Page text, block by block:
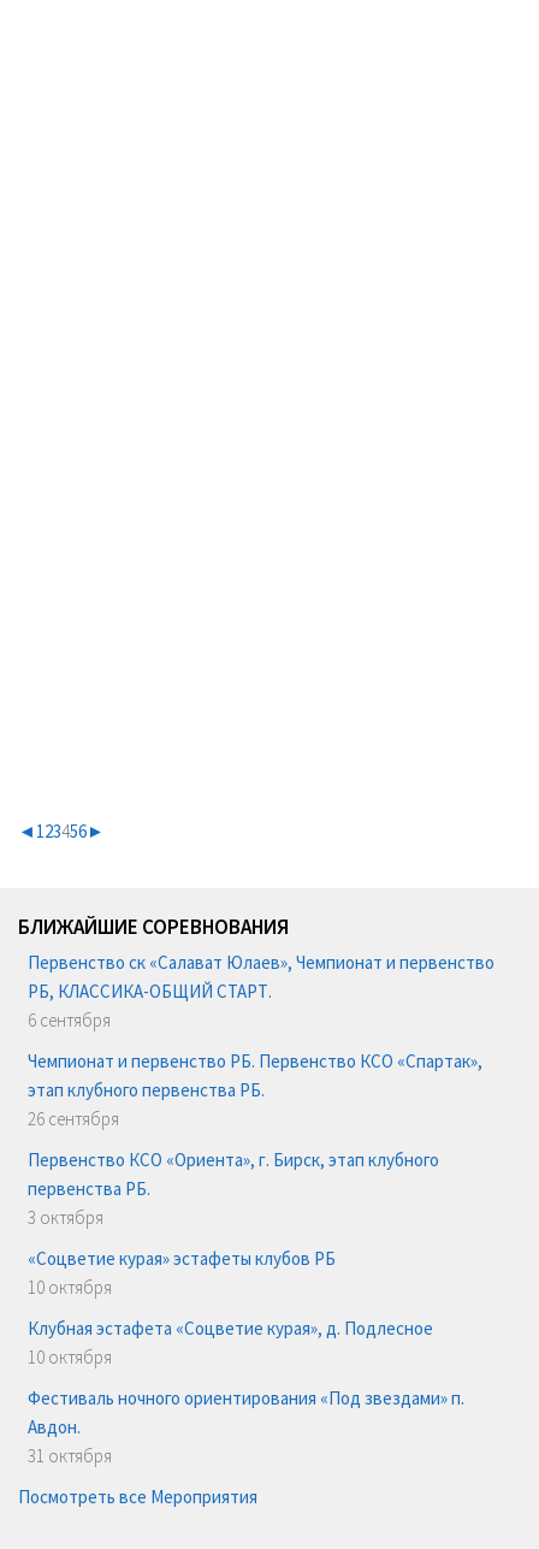
◄ 123456►
БЛИЖАЙШИЕ СОРЕВНОВАНИЯ
Первенство ск «Салават Юлаев», Чемпионат и первенство
РБ, КЛАССИКА-ОБЩИЙ СТАРТ.
6 сентября
Чемпионат и первенство РБ. Первенство КСО «Спартак»,
этап клубного первенства РБ.
26 сентября
Первенство КСО «Ориента», г. Бирск, этап клубного
первенства РБ.
3 октября
«Соцветие курая» эстафеты клубов РБ
10 октября
Клубная эстафета «Соцветие курая», д. Подлесное
10 октября
Фестиваль ночного ориентирования «Под звездами» п.
Авдон.
31 октября
Посмотреть все Мероприятия